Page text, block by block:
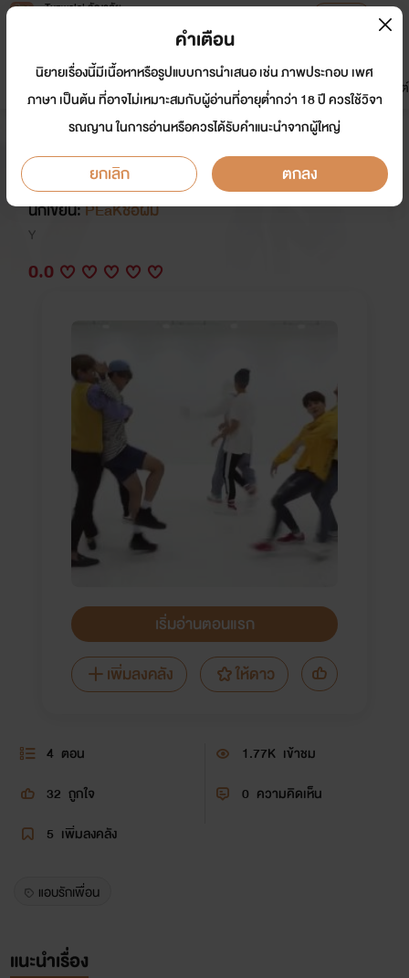
Tunwalai ธัญวลัย
หน้าแรก นิยาย อีบุ๊ก การ์ตูน
มาใหม่
ดรีมแชท ธัญลิสต์
[YAOI]ว่าด้วยเรื่องของการแอบรัก
นักเขียน:PEaKชื่อผม
Y
0.0
เริ่มอ่านตอนแรก
เพิ่มลงคลัง
ให้ดาว
4 ตอน 1.77K เข้าชม
32 ถูกใจ 0 ความคิดเห็น
5 เพิ่มลงคลัง
แอบรักเพื่อน
แนะนำเรื่อง
คำเตือน
นิยายเรื่องนี้มีเนื้อหาหรือรูปแบบการนำเสนอ เช่น ภาพประกอบ เพศ
ภาษา เป็นต้น ที่อาจไม่เหมาะสมกับผู้อ่านที่อายุต่ำกว่า 18 ปี ควรใช้วิจา
รณญาน ในการอ่านหรือควรได้รับคำแนะนำจากผู้ใหญ่
ยกเลิก ตกลง